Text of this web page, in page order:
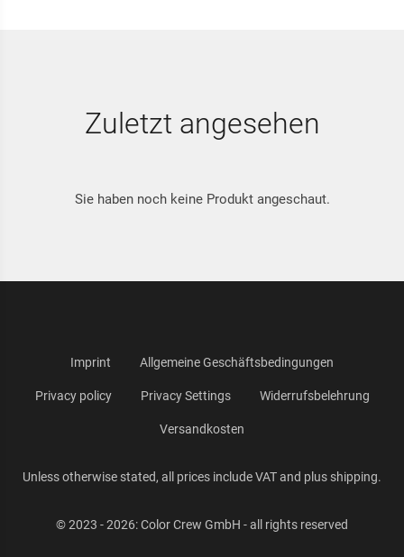
Zuletzt angesehen
Sie haben noch keine Produkt angeschaut.
Imprint Allgemeine Geschäftsbedingungen
Privacy policy Privacy Settings Widerrufsbelehrung
Versandkosten
Unless otherwise stated, all prices include VAT and plus shipping.
© 2023 - 2026: Color Crew GmbH - all rights reserved